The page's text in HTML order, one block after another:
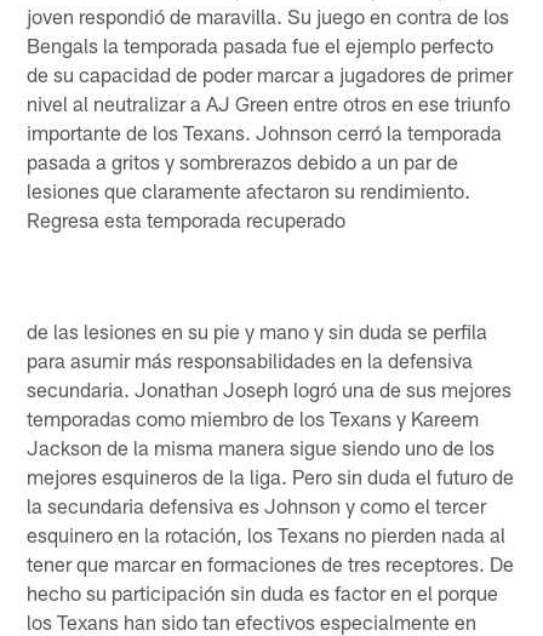
joven respondió de maravilla. Su juego en contra de los
Bengals la temporada pasada fue el ejemplo perfecto
de su capacidad de poder marcar a jugadores de primer
nivel al neutralizar a AJ Green entre otros en ese triunfo
importante de los Texans. Johnson cerró la temporada
pasada a gritos y sombrerazos debido a un par de
lesiones que claramente afectaron su rendimiento.
Regresa esta temporada recuperado
de las lesiones en su pie y mano y sin duda se perfila
para asumir más responsabilidades en la defensiva
secundaria. Jonathan Joseph logró una de sus mejores
temporadas como miembro de los Texans y Kareem
Jackson de la misma manera sigue siendo uno de los
mejores esquineros de la liga. Pero sin duda el futuro de
la secundaria defensiva es Johnson y como el tercer
esquinero en la rotación, los Texans no pierden nada al
tener que marcar en formaciones de tres receptores. De
hecho su participación sin duda es factor en el porque
los Texans han sido tan efectivos especialmente en